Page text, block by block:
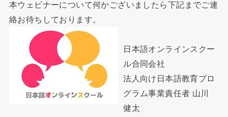
本ウェビナーについて何かございましたら下記までご連
絡お待ちしております。
日本語オンラインスクー
ル合同会社
法人向け日本語教育プロ
グラム事業責任者 山川
健太